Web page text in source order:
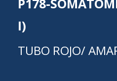
I)
TUBO ROJO/